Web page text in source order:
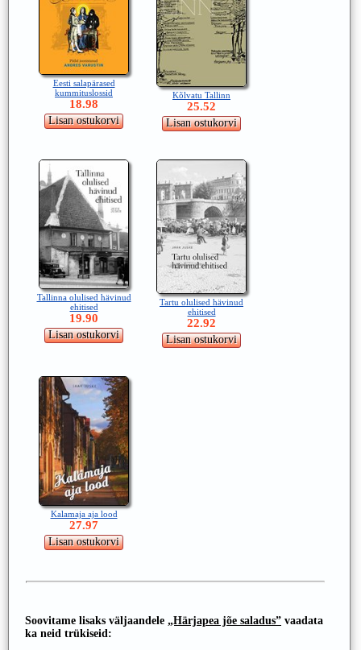
Eesti salapärased
kummituslossid
18.98
Kõlvatu Tallinn
25.52
Tallinna olulised hävinud
ehitised
19.90
Tartu olulised hävinud
ehitised
22.92
Kalamaja aja lood
27.97
Soovitame lisaks väljaandele „Härjapea jõe saladus” vaadata
ka neid trükiseid: